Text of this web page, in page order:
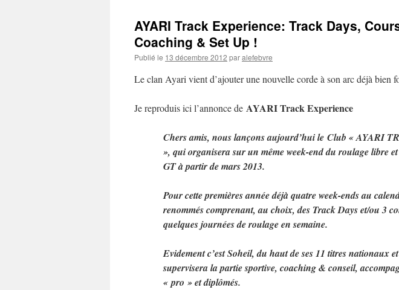
AYARI Track Experience: Track Days,
Coaching & Set Up !
Publié le 13 décembre 2012 paralefebvre
Le clan Ayari vient d’ajouter une nouvelle corde à son arc déjà bien
Je reproduis ici l’annonce de AYARI Track Experience
Chers amis, nous lançons aujourd’hui le Club « AYARI
», qui organisera sur un même week-end du roulage libre
GT à partir de mars 2013.
Pour cette premières année déjà quatre week-ends au
renommés comprenant, au choix, des Track Days et/ou 3
quelques journées de roulage en semaine.
Evidement c’est Soheil, du haut de ses 11 titres nationaux
supervisera la partie sportive, coaching & conseil,
« pro » et diplômés.